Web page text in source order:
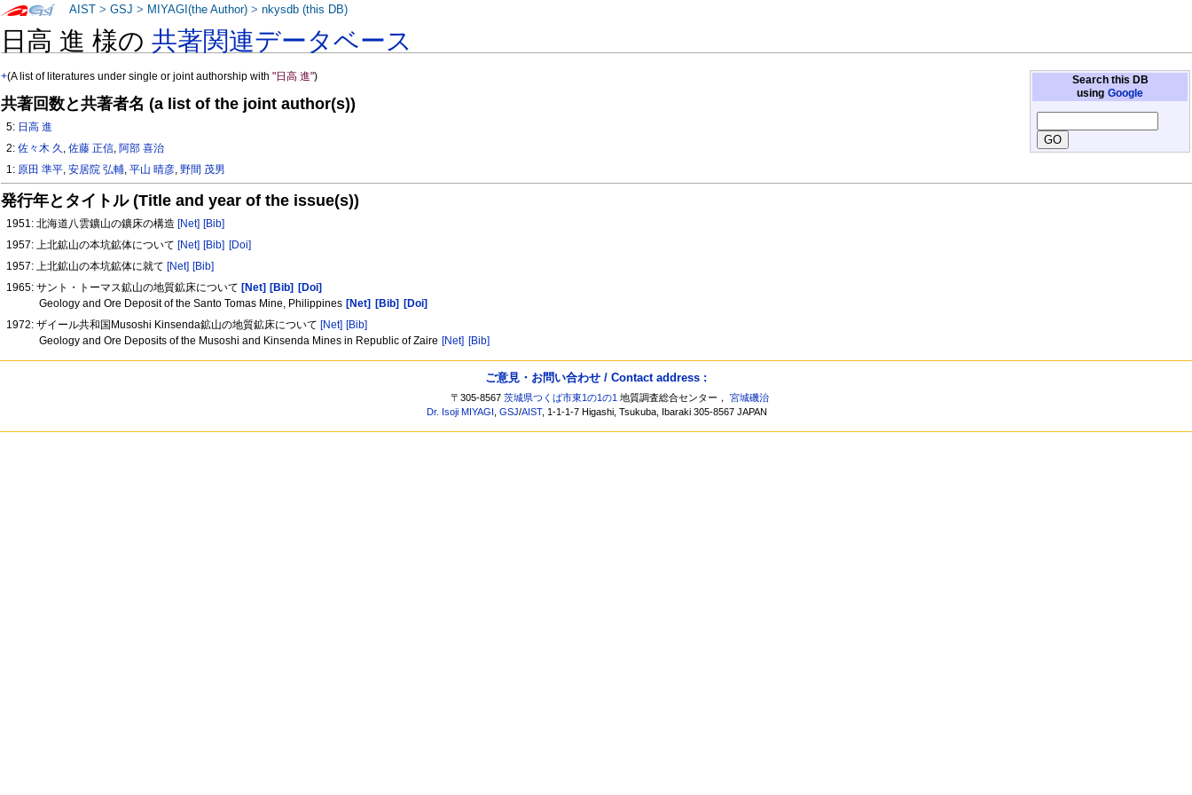
日高 進 様の共著関連データベース
Search this DB
using Google
+(A list of literatures under single or joint authorship with"日高 進")
共著回数と共著者名 (a list of the joint author(s))
5: 日高 進
2:佐々木 久 ,佐藤 正信, 阿部 喜治
1: 原田 準平,安居院 弘輔,平山 晴彦,野間 茂男
発行年とタイトル (Title and year of the issue(s))
1951: 北海道八雲鑛山の鑛床の構造 [Net] [Bib]
1957: 上北鉱山の本坑鉱体について [Net] [Bib] [Doi]
1957: 上北鉱山の本坑鉱体に就て [Net] [Bib]
1965: サント・トーマス鉱山の地質鉱床について [Net] [Bib]
[Doi]
Geology and Ore Deposit of the Santo Tomas Mine, Philippines [Net] [Bib]
[Doi]
1972: ザイール共和国Musoshi Kinsenda鉱山の地質鉱床について [Net] [Bib]
Geology and Ore Deposits of the Musoshi and Kinsenda Mines in Republic of Zaire [Net] [Bib]
AIST >GSJ > MIYAGI(the Author) >nkysdb (this DB)
ご意見・お問い合わせ / Contact address :
〒305-8567茨城県つくば市東1の1の1 地質調査総合センター，宮城磯治
Dr. Isoji MIYAGI
,GSJ/AIST, 1-1-1-7 Higashi, Tsukuba, Ibaraki 305-8567 JAPAN